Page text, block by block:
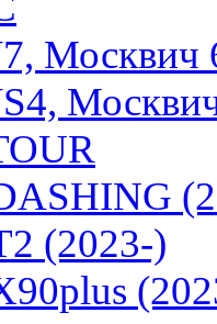
Москвич
(2023-)